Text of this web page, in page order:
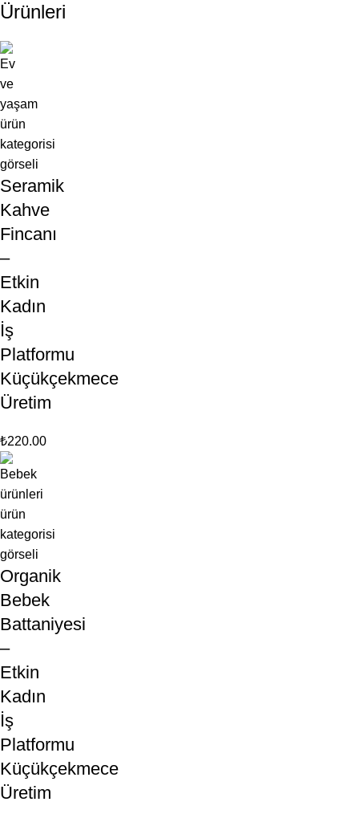
Ürünleri
Seramik
Kahve
Fincanı
–
Etkin
Kadın
İş
Platformu
Küçükçekmece
Üretim
₺220.00
Organik
Bebek
Battaniyesi
–
Etkin
Kadın
İş
Platformu
Küçükçekmece
Üretim